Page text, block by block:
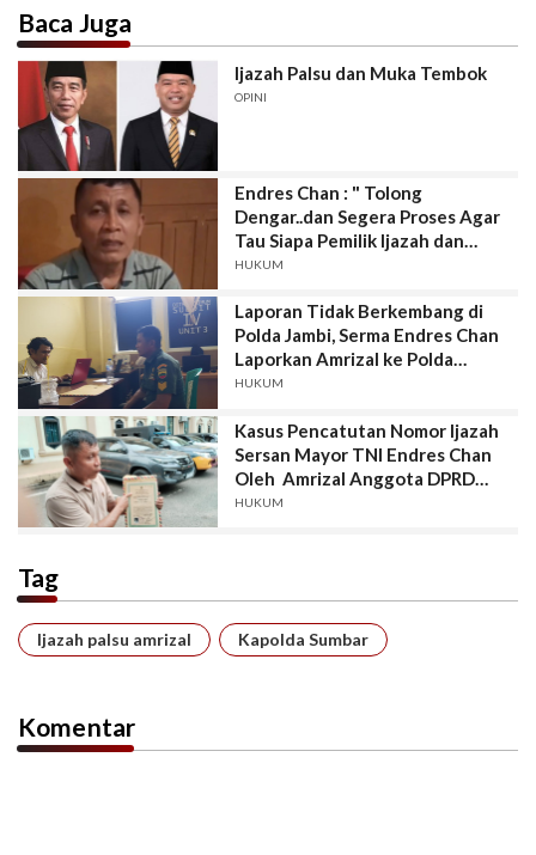
Baca Juga
Ijazah Palsu dan Muka Tembok
OPINI
Endres Chan : " Tolong
Dengar..dan Segera Proses Agar
Tau Siapa Pemilik Ijazah dan
Identitas Tersebut"
HUKUM
Laporan Tidak Berkembang di
Polda Jambi, Serma Endres Chan
Laporkan Amrizal ke Polda
Sumbar
HUKUM
Kasus Pencatutan Nomor Ijazah
Sersan Mayor TNI Endres Chan
Oleh Amrizal Anggota DPRD
Provinsi Jambi, Naik Penyidikan di
HUKUM
Tag
Ijazah palsu amrizal Kapolda Sumbar
Komentar